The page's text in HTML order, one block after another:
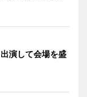
演して会場を盛